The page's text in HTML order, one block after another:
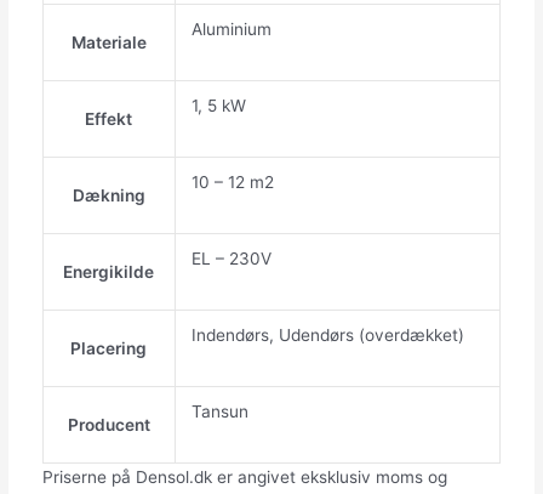
Materiale
Aluminium
Effekt
1, 5 kW
Dækning
10 – 12 m2
Energikilde
EL – 230V
Placering
Indendørs, Udendørs (overdækket)
Producent
Tansun
Priserne på Densol.dk er angivet eksklusiv moms og